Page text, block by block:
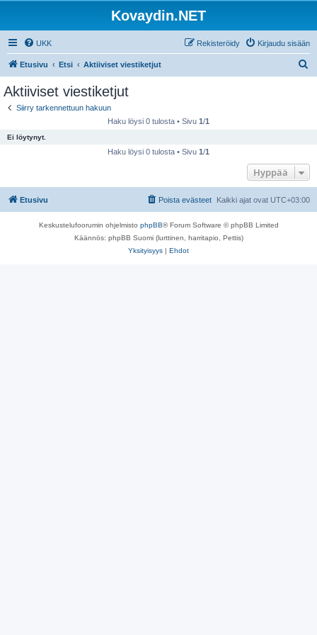
Kovaydin.NET
UKK Kirjaudu sisään
Rekisteröidy
Etusivu Etsi Aktiiviset viestiketjut
Aktiiviset viestiketjut
Siirry tarkennettuun hakuun
Haku löysi 0 tulosta • Sivu 1/1
Ei löytynyt.
Haku löysi 0 tulosta • Sivu 1/1
Hyppää
Etusivu Kaikki ajat ovat UTC+03:00
Poista evästeet
Keskustelufoorumin ohjelmisto phpBB® Forum Software © phpBB Limited
Käännös: phpBB Suomi (lurttinen, harritapio, Pettis)
Yksityisyys | Ehdot